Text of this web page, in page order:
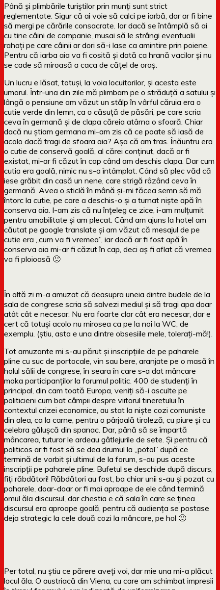
Până și plimbările turiștilor prin munți sunt strict
reglementate. Sigur că ai voie să calci pe iarbă, dar ar fi bine
să mergi pe cărările consacrate. Iar dacă se întâmplă să ai
cu tine câini de companie, musai să le strângi eventualii
rahați pe care câinii ar dori să-i lase ca amintire prin poiene.
Pentru că iarba aia va fi cosită și dată ca hrană vacilor și nu
se cade să miroasă a caca de cățel de oraș.
Un lucru e lăsat, totuși, la voia locuitorilor, și acesta este
umorul. Într-una din zile mă plimbam pe o străduță a satului și
lângă o pensiune am văzut un stâlp în vârful căruia era o
cutie verde din lemn, ca o căsuță de păsări, pe care scria
ceva în germană și de clapa căreia atârna o sfoară. Chiar
dacă nu știam germana mi-am zis că ce poate să iasă de
acolo dacă tragi de sfoara aia? Așa că am tras. Înăuntru era
o cutie de conservă goală, al cărei conținut, dacă ar fi
existat, mi-ar fi căzut în cap când am deschis clapa. Dar cum
cutia era goală, nimic nu s-a întâmplat. Când să plec văd că
iese grăbit din casă un nene, care strigă râzând ceva în
germană. Avea o sticlă în mână și-mi făcea semn să mă
întorc la cutie, pe care a deschis-o și a turnat niște apă în
conserva aia. I-am zis că nu înțeleg ce zice, i-am mulțumit
pentru amabilitate și am plecat. Când am ajuns la hotel am
căutat pe google translate și am văzut că mesajul de pe
cutie era „cum va fi vremea”, iar dacă ar fi fost apă în
conserva aia mi-ar fi căzut în cap, deci aș fi aflat că vremea
va fi ploioasă 🙂
În altă zi m-a amuzat că deasupra uneia dintre budele de la
sala de congrese scria să salvezi mediul și să tragi apa doar
atât cât e necesar. Nu era foarte clar cât era necesar, dar e
cert că totuși acolo nu mirosea ca pe la noi la WC, de
exemplu. (știu, asta e una dintre obsesiile mele, tolerați-mă!).
Tot amuzante mi s-au părut și inscripțiile de pe paharele
pline cu suc de portocale, vin sau bere, aranjate pe o masă în
holul sălii de congrese, în seara în care s-a dat mâncare
moka participanților la forumul politic. 400 de studenți în
principal, din cam toată Europa, veniți să-i asculte pe
politicieni cum bat câmpii despre viitorul tineretului în
contextul crizei economice, au stat la niște cozi comuniste
din alea, ca la carne, pentru o pârjoală tiroleză, cu piure și cu
celebra gălușcă din spanac. Dar, până să se împartă
mâncarea, tuturor le ardeau gâtlejurile de sete. Și pentru că
politicos ar fi fost să se dea drumul la „potol” după ce
termină de vorbit și ultimul de la forum, s-au pus aceste
inscripții pe paharele pline: Bufetul se deschide după discurs,
fiți răbdători! Răbdători au fost, ba chiar unii s-au și pozat cu
paharele, doar-doar or fi mai aproape de ele când termină
omul ăla discursul, dar chestia e că sala în care se ținea
discursul era aproape goală, pentru că audiența se postase
deja strategic la cele două cozi la mâncare, pe hol 🙂
Per total, nu știu ce părere aveți voi, dar mie una mi-a plăcut
locul ăla. O austriacă din Viena, cu care am schimbat impresii